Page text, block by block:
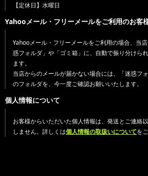
【定休日】水曜日
Yahooメール・フリーメールをご利用のお客
Yahooメール・フリーメールをご利用の場合、当
惑フォルダ」や「ゴミ箱」に、自動で振り分けら
ます。
当店からのメールが届かない場合には、「迷惑フ
のフォルダを、今一度ご確認お願いいたします。
個人情報について
お客様からいただいた個人情報は、発送とご連絡
しません。詳しくは個人情報の取扱いについてを